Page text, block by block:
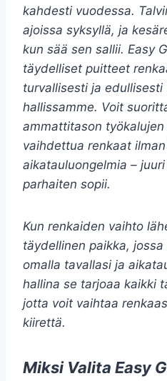
kahdesti vuodessa.
ajoissa syksyllä, ja
kun sää sen sallii. Easy
täydelliset puitteet
turvallisesti ja edullisesti
hallissamme. Voit
ammattitason
vaihdettua renkaat
aikatauluongelmia –
parhaiten sopii.
Kun renkaiden vaihto
täydellinen paikka,
omalla tavallasi ja
hallina se tarjoaa kaikki
jotta voit vaihtaa
kiirettä.
Miksi Valita Easy